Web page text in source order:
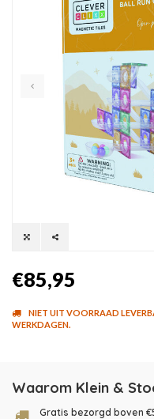
€85,95
NIET UIT VOORRAAD
WERKDAGEN.
Waarom Klein &
Gratis bezorgd boven